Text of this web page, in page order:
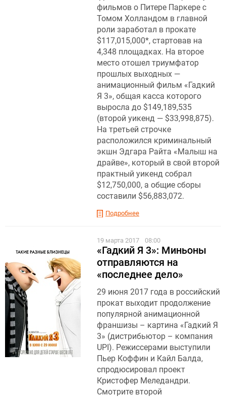
фильмов о Питере Паркере с
Томом Холландом в главной
роли заработал в прокате
$117,015,000*, стартовав на
4,348 площадках. На второе
место отошел триумфатор
прошлых выходных —
анимационный фильм «Гадкий
Я 3», общая касса которого
выросла до $149,189,535
(второй уикенд — $33,998,875).
На третьей строчке
расположился криминальный
экшн Эдгара Райта «Малыш на
драйве», который в свой второй
практный уикенд собрал
$12,750,000, а общие сборы
составили $56,883,072.
Подробнее
19 марта 2017 08:00
«Гадкий Я 3»: Миньоны
отправляются на
«последнее дело»
29 июня 2017 года в российский
прокат выходит продолжение
популярной анимационной
франшизы – картина «Гадкий Я
3» (дистрибьютор – компания
UPI). Режиссерами выступили
Пьер Коффин и Кайл Балда,
спродюсировал проект
Кристофер Меледандри.
Смотрите второй